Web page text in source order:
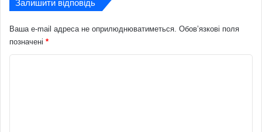
Залишити відповідь
Ваша e-mail адреса не оприлюднюватиметься. Обов’язкові поля
позначені *